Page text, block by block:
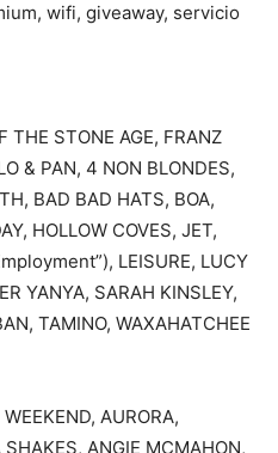
wifi, giveaway, servicio
THE STONE AGE, FRANZ
& PAN, 4 NON BLONDES,
BAD BAD HATS, BOA,
HOLLOW COVES, JET,
LEISURE, LUCY
YANYA, SARAH KINSLEY,
TAMINO, WAXAHATCHEE
AURORA,
ANGIE MCMAHON,